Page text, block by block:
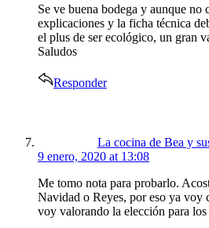
Se ve buena bodega y aunque
explicaciones y la ficha técnica
el plus de ser ecológico, un gran
Saludos
Responder
La cocina de Bea y
9 enero, 2020 at 13:08
Me tomo nota para probarlo.
Navidad o Reyes, por eso ya voy
voy valorando la elección para